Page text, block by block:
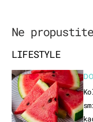
Ne
LIFESTYLE